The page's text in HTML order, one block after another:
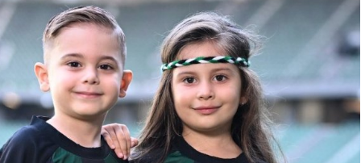
Akar
#Ata YetişkenKocaelispor
Smolcic #Kocaelispor haberleri
Yalçın
Enes Çinemre
#Serdar
#seka park
spor41
spor41